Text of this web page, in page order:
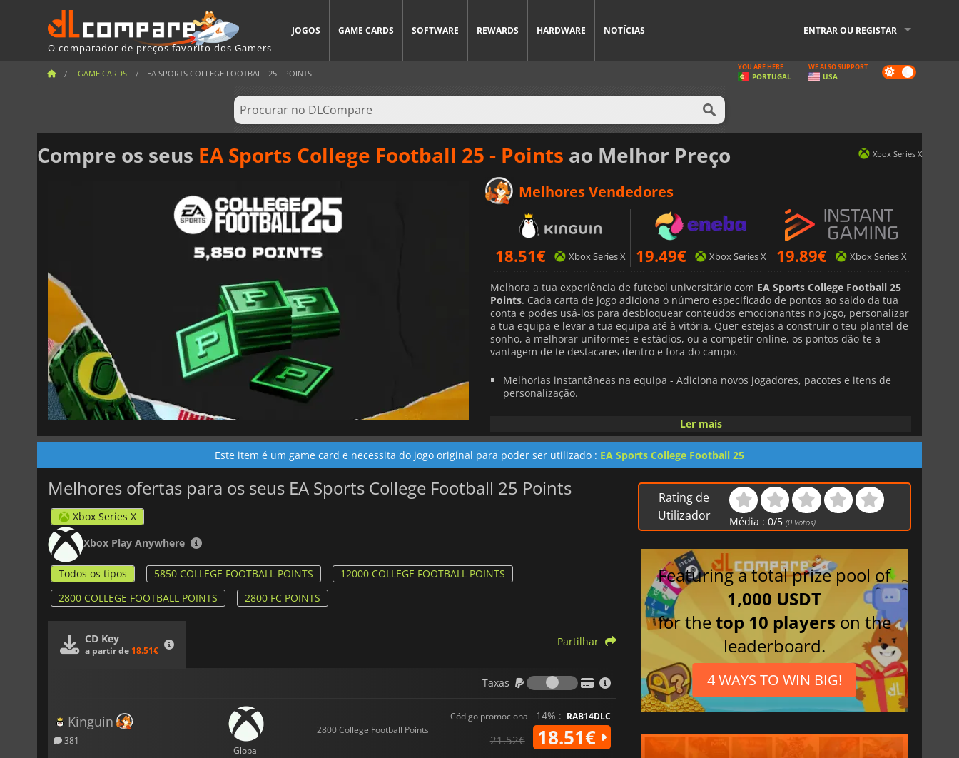
O comparador de preços favorito dos Gamers
JOGOS GAME CARDS SOFTWARE REWARDS HARDWARE NOTÍCIAS ENTRAR OU REGISTAR
GAME CARDS EA SPORTS COLLEGE FOOTBALL 25 - POINTS Dark
mode
YOU ARE HERE
PORTUGAL
WE ALSO SUPPORT
USA
Compre os seus EA Sports College Football 25 - Points ao Melhor Preço Xbox Series X
Melhores Vendedores
18.51€ Xbox Series X 19.49€ Xbox Series X 19.89€ Xbox Series X
Melhora a tua experiência de futebol universitário com EA Sports College Football 25
Points. Cada carta de jogo adiciona o número especificado de pontos ao saldo da tua
conta e podes usá-los para desbloquear conteúdos emocionantes no jogo, personalizar
a tua equipa e levar a tua equipa até à vitória. Quer estejas a construir o teu plantel de
sonho, a melhorar uniformes e estádios, ou a competir online, os pontos dão-te a
vantagem de te destacares dentro e fora do campo.
Melhorias instantâneas na equipa - Adiciona novos jogadores, pacotes e itens de
personalização.
Alimenta a tua melhor equipa - Constrói, gere e domina com melhorias estratégicas.
Opções flexíveis - Escolha entre várias denominações para se adaptar ao seu estilo
de jogo.
Resgate sem falhas - Resgate diretamente através da sua consola ou conta EA.
Assume o controlo do jogo e dá vida ao teu legado de futebol universitário - o teu
caminho para a glória começa aqui!
Ler mais
Este item é um game card e necessita do jogo original para poder ser utilizado : EA Sports College Football 25
Melhores ofertas para os seus EA Sports College Football 25 Points
Xbox Series X
Xbox Play Anywhere
Todos os tipos 5850 COLLEGE FOOTBALL POINTS
12000 COLLEGE FOOTBALL POINTS
2800 COLLEGE FOOTBALL POINTS
2800 FC POINTS
CD Key
a partir de 18.51€
Partilhar
Taxas
Taxas
Kinguin
381
Global
2800 College Football Points
Código promocional -14% : RAB14DLC
21.52€ 18.51€
Rating de
Utilizador
Média :0/5 (0 Votos)
Featuring a total prize pool of
1,000 USDT
for thetop 10 players on the
leaderboard.
4 WAYS TO WIN BIG!